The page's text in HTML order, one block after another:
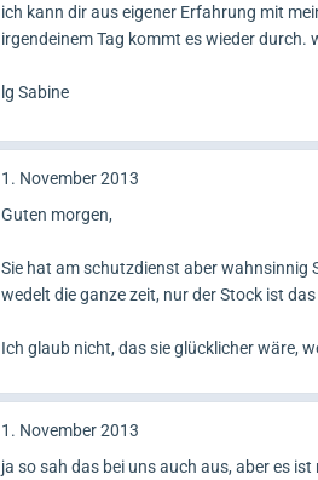
ich kann dir aus eigener Erfahrung mit
irgendeinem Tag kommt es wieder durch.
lg Sabine
1. November 2013
Guten morgen,
Sie hat am schutzdienst aber wahnsinnig
wedelt die ganze zeit, nur der Stock ist
Ich glaub nicht, das sie glücklicher wäre,
1. November 2013
ja so sah das bei uns auch aus, aber es